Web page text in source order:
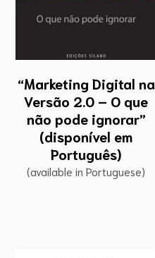
“Marketing Digital na
Versão 2.0 – O que
não pode ignorar”
(disponível em
Português)
(available in Portuguese)